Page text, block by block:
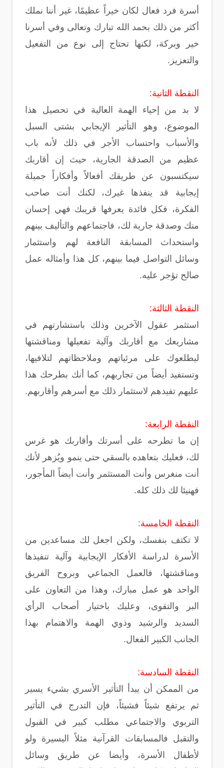
أسرة فرد فعال لكان خيراً عظيمًا، غير أننا نملك
أكثر من ذلك بحمد الله تبارك وتعالى وفي أسرنا
خير وبركة، لكنها تحتاج إلى نوع من التفعيل
والتعزيز.
النقطة الثانية:
لا بد من إحياء الهمة العالية في تحصيل هذا
الموضوع، وهو التأثير الإيجابي بشتى السبل
والأسباب واحتساب الأجر في ذلك لأنه باب
عظيم من الصدقة الجارية، حيث إن أقاربك
سيكتسبون عن طريقك أفعالاً وأفكاراً جميلة
إيجابية قد ينفذها غيرك، لكنك أنت صاحب
الفكرة، فكل فائدة يعرفها قريبك فهي إحسان
منك وصدقة جارية لك، فاجتماعهم والتأليف بينهم
واستحداث المسابقة النافعة لهم واستثمار
وسائل التواصل فيما بينهم، كل هذا وأمثاله عمل
صالح تؤجر عليه.
النقطة الثالثة:
استثمر عقول الآخرين وذلك باستشارتهم في
مشاريعك مع أقاربك وآلية تفعيلها ومناقشتها
ليطلعوك على مرئياتهم وملاحظاتهم لتلافيها،
وتستفيد أيضاً من تجاربهم، كما أنك بطرحك هذا
عليهم تفيدهم لاستثمار ذلك مع أسرهم وأقاربهم.
النقطة الرابعة:
إن ما تطرحه على أسرتك وأقاربك هو غرس
لك، فعليك بتعاهده بالسقي حتى ينمو ويُزهر لأنك
أنت منغرس وأنت المستثمر وأنت أيضاً المأجور،
فهنيئا لك ذلك كله.
النقطة الخامسة:
لا تكتف بنفسك، ولكن اجعل لك مساعدين من
الأسرة لدراسة الأفكار الإيجابية وآلية تنفيذها
ومناقشتها، فالعمل الجماعي وبروح الفريق
الواحد هو عمل مبارك، وهذا من التعاون على
البر والتقوى، وعليك باختيار أصحاب الرأي
السديد والرشيد وذوي الهمة والاهتمام بهذا
الجانب الكبير الفعال.
النقطة السادسة:
من الممكن أن يبدأ التأثير الأسري بشيء يسير
ثم يرتفع شيئاً فشيئاً، فإن التدرج في التأثير
التربوي والاجتماعي مطلب كبير في القبول
والتقبل فالمسابقات القرآنية مثلاً اليسيرة ولو
لأطفال الأسرة، وأيضا عن طريق وسائل